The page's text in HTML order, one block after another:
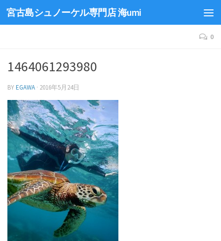
宮古島シュノーケル専門店 海umi
0
1464061293980
BYEGAWA · 2016年5月24日